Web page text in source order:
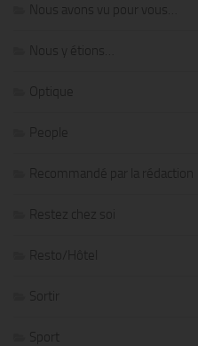
Nous avons vu pour vous…
Nous y étions…
Optique
People
Recommandé par la rédaction
Restez chez soi
Resto/Hôtel
Sortir
Sport